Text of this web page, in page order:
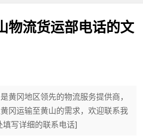
物流货运部电话的文
黄冈地区领先的物流服务提供商，
冈运输至黄山的需求，欢迎联系我
写详细的联系电话]